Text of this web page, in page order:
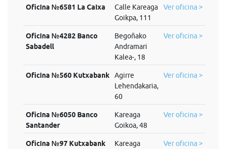
Oficina №6581 La Caixa
Calle Kareaga
Goikpa, 111
Ver oficina >
Oficina №4282 Banco
Sabadell
Begoñako
Andramari
Kalea-, 18
Ver oficina >
Oficina №560 Kutxabank
Agirre
Lehendakaria,
60
Ver oficina >
Oficina №6050 Banco
Santander
Kareaga
Goikoa, 48
Ver oficina >
Oficina №97 Kutxabank
Kareaga
Ver oficina >